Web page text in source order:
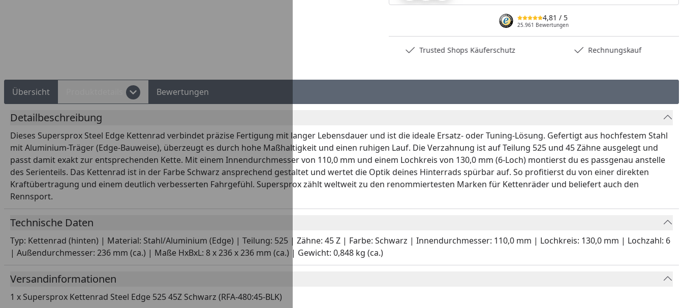
4,81 / 5
25.961 Bewertungen
Trusted Shops Käuferschutz Rechnungskauf
Übersicht Bewertungen
Detailbeschreibung
Dieses Supersprox Steel Edge Kettenrad verbindet präzise Fertigung mit langer Lebensdauer und ist die ideale Ersatz- oder Tuning-Lösung. Gefertigt aus hochfestem Stahl
mit Aluminium-Träger (Edge-Bauweise), überzeugt es durch hohe Maßhaltigkeit und einen ruhigen Lauf. Die Verzahnung ist auf Teilung 525 und 45 Zähne ausgelegt und
passt damit exakt zur entsprechenden Kette. Mit einem Innendurchmesser von 110,0 mm und einem Lochkreis von 130,0 mm (6-Loch) montierst du es passgenau anstelle
des Serienteils. Das Kettenrad ist in der Farbe Schwarz ansprechend gestaltet und wertet die Optik deines Hinterrads spürbar auf. So profitierst du von einer direkten
Kraftübertragung und einem deutlich verbesserten Fahrgefühl. Supersprox zählt weltweit zu den renommiertesten Marken für Kettenräder und beliefert auch den
Rennsport.
Technische Daten
Typ: Kettenrad (hinten) | Material: Stahl/Aluminium (Edge) | Teilung: 525 | Zähne: 45 Z | Farbe: Schwarz | Innendurchmesser: 110,0 mm | Lochkreis: 130,0 mm | Lochzahl: 6
| Außendurchmesser: 236 mm (ca.) | Maße HxBxL: 8 x 236 x 236 mm (ca.) | Gewicht: 0,848 kg (ca.)
Versandinformationen
1 x Supersprox Kettenrad Steel Edge 525 45Z Schwarz (RFA-480:45-BLK)